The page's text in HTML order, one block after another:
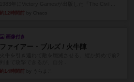
約12時間前
画像付き
ファイアー・ブルズ / 火牛陣
約14時間前